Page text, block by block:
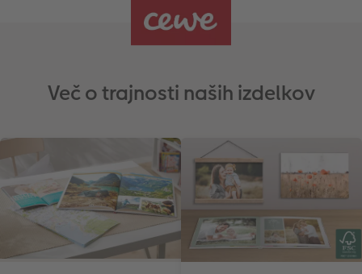
Več o trajnosti naših izdelkov